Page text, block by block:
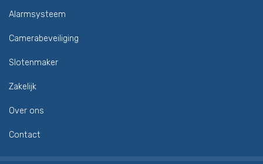
Alarmsysteem
Camerabeveiliging
Slotenmaker
Zakelijk
Over ons
Contact